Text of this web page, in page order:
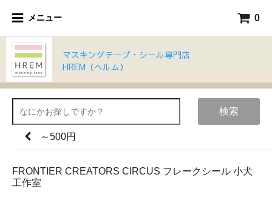
メニュー 0
マスキングテープ・シール専門店
HREM（ヘルム）
検索
～500円
FRONTIER CREATORS CIRCUS フレークシール 小犬
工作室